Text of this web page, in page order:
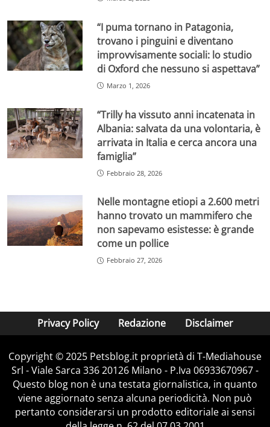
“I puma tornano in Patagonia,
trovano i pinguini e diventano
improvvisamente sociali: lo studio
di Oxford che nessuno si aspettava”
Marzo 1, 2026
“Trilly ha vissuto anni incatenata in
Albania: salvata da una volontaria, è
arrivata in Italia e cerca ancora una
famiglia”
Febbraio 28, 2026
Nelle montagne etiopi a 2.600 metri
hanno trovato un mammifero che
non sapevamo esistesse: è grande
come un pollice
Febbraio 27, 2026
Privacy Policy Redazione Disclaimer
Copyright © 2025 Petsblog.it proprietà di T-Mediahouse
Srl - Viale Sarca 336 20126 Milano - P.Iva 06933670967 -
Questo blog non è una testata giornalistica, in quanto
viene aggiornato senza alcuna periodicità. Non può
pertanto considerarsi un prodotto editoriale ai sensi